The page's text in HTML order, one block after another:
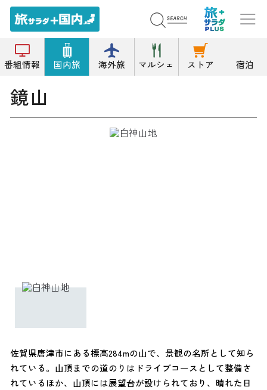
番組情報 国内旅 海外旅 マルシェ ストア 宿泊
トップ
鏡山
佐賀県唐津市にある標高284mの山で、景観の名所として知ら
れている。山頂までの道のりはドライブコースとして整備さ
れているほか、山頂には展望台が設けられており、晴れた日